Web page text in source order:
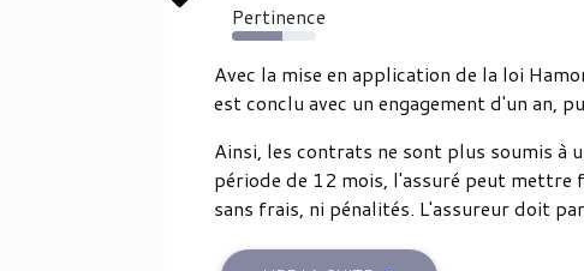
Pertinence
60%
Avec la mise en application de la loi
est conclu avec un engagement d'un an,
Ainsi, les contrats ne sont plus soumis à
période de 12 mois, l'assuré peut mettre
sans frais, ni pénalités. L'assureur doit